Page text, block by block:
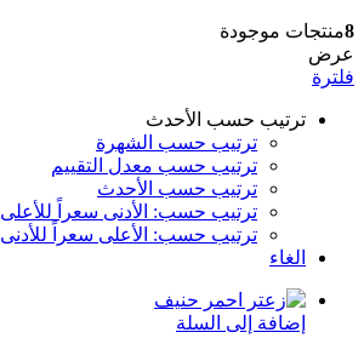
8منتجات موجودة
عرض
فلترة
ترتيب حسب الأحدث
ترتيب حسب الشهرة
ترتيب حسب معدل التقييم
ترتيب حسب الأحدث
ترتيب حسب: الأدنى سعراً للأعلى
ترتيب حسب: الأعلى سعراً للأدنى
الغاء
إضافة إلى السلة